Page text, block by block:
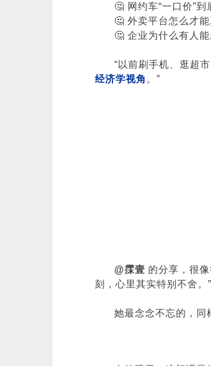
🤔 网约车“一口价”到
🤔 外卖平台怎么才
🤔 企业为什么有人
“以前刷手机、逛超
经济学视角 。”
@霂壹 的分享，很
刻，心里其实特别不舍。”
她最念念不忘的，同